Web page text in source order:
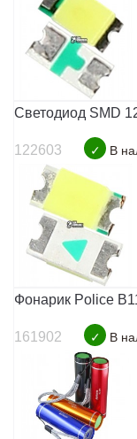
Светодиод SMD
122603 ✓ В
Фонарик Police
161902 ✓ В